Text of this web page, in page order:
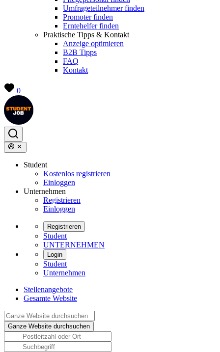
Umfrageteilnehmer finden
Promoter finden
Erntehelfer finden
Praktische Tipps & Kontakt
Anzeige optimieren
B2B Tipps
FAQ
Kontakt
0
Student
Kostenlos registrieren
Einloggen
Unternehmen
Registrieren
Einloggen
Registrieren
Student
UNTERNEHMEN
Login
Student
Unternehmen
Stellenangebote
Gesamte Website